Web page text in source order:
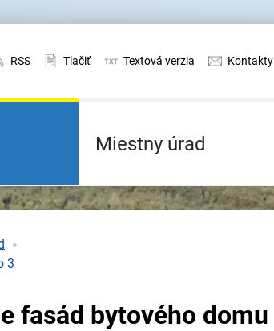
RSS Tlačiť Textová verzia Kontakty
Miestny úrad
3
fasád bytového domu